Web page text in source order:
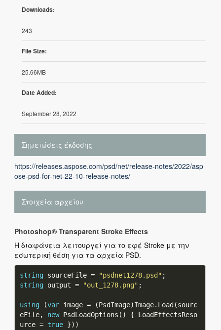
Downloads:
243
File Size:
25.66MB
Date Added:
September 28, 2022
Σημειώσεις έκδοσης
https://releases.aspose.com/psd/net/release-notes/2022/asp
ose-psd-for-net-22-10-release-notes/
Στοιχεία αρχείου
Photoshop® Transparent Stroke Effects
Η διαφάνεια λειτουργεί για το εφέ Stroke με την
εσωτερική θέση για τα αρχεία PSD.
string sourceFile = "psdnet1278.psd"
string output = "out_1278.png"
using (var image = (PsdImage)Image.Load(sourc
eFile, new PsdLoadOptions() { LoadEffectsReso
urce = true